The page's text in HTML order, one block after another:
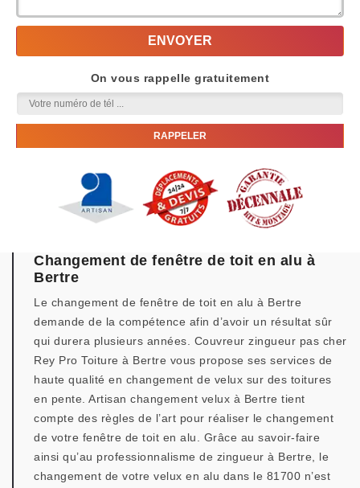
On vous rappelle gratuitement
Changement de fenêtre de toit en alu à
Bertre
Le changement de fenêtre de toit en alu à Bertre
demande de la compétence afin d’avoir un résultat sûr
qui durera plusieurs années. Couvreur zingueur pas cher
Rey Pro Toiture à Bertre vous propose ses services de
haute qualité en changement de velux sur des toitures
en pente. Artisan changement velux à Bertre tient
compte des règles de l’art pour réaliser le changement
de votre fenêtre de toit en alu. Grâce au savoir-faire
ainsi qu’au professionnalisme de zingueur à Bertre, le
changement de votre velux en alu dans le 81700 n’est